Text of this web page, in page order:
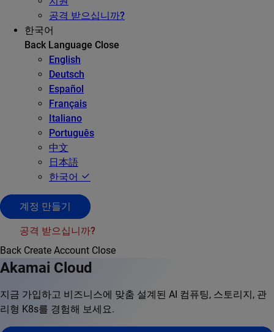
공격 받으십니까?
한국어
Back Language Close
English
Deutsch
Español
Français
Italiano
Português
中文
日本語
한국어
계정 만들기
공격 받으십니까?
Back Create Account Close
Akamai Cloud
지금 가입하고 비즈니스에 맞춤 설계된 AI 컴퓨팅, 스토리지, 관
리형 K8s를 경험해 보세요.